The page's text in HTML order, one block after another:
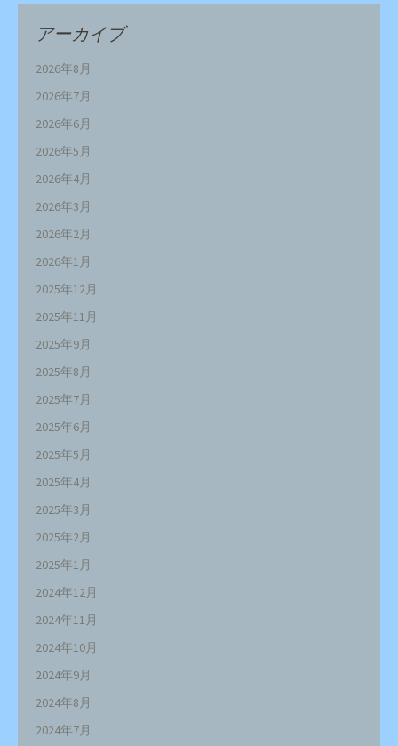
アーカイブ
2026年8月
2026年7月
2026年6月
2026年5月
2026年4月
2026年3月
2026年2月
2026年1月
2025年12月
2025年11月
2025年9月
2025年8月
2025年7月
2025年6月
2025年5月
2025年4月
2025年3月
2025年2月
2025年1月
2024年12月
2024年11月
2024年10月
2024年9月
2024年8月
2024年7月